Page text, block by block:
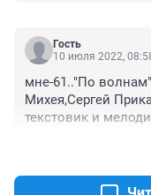
Гость
10 июля 2022,
мне-61.."По
Михея,Сергей
текстовик и